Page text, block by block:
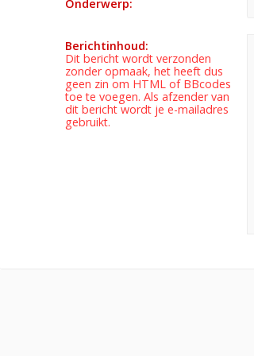
Onderwerp:
Berichtinhoud:
Dit bericht wordt verzonden
zonder opmaak, het heeft dus
geen zin om HTML of BBcodes
toe te voegen. Als afzender van
dit bericht wordt je e-mailadres
gebruikt.